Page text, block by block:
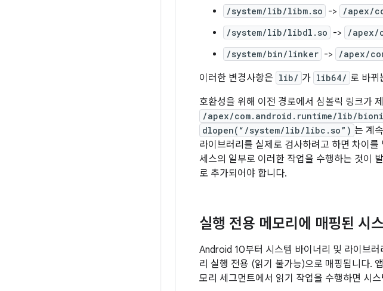
/system/lib/libm.so ->
/apex/
/system/lib/libdl.so ->
/
/system/bin/linker -> /apex/
이러한 변경사항은 lib/ 가 lib64/ 로 바뀌
호환성을 위해 이전 경로에서 심볼릭 링크가
/apex/com.android.runtime/lib/
dlopen(“/system/lib/libc.so”) 는 계
라이브러리를 실제로 검사하려고 하면 차이
세스의 일부로 이러한 작업을 수행하는 것이
로 추가되어야 합니다.
실행 전용 메모리에 매핑된 시
Android 10부터 시스템 바이너리 및 라이브
리 실행 전용 (읽기 불가능)으로 매핑됩니다.
모리 세그먼트에서 읽기 작업을 수행하면 시스